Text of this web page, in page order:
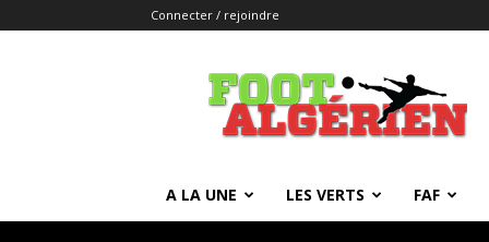
Connecter / rejoindre
FOOTALGERIEN
A LA UNE LES VERTS FAF